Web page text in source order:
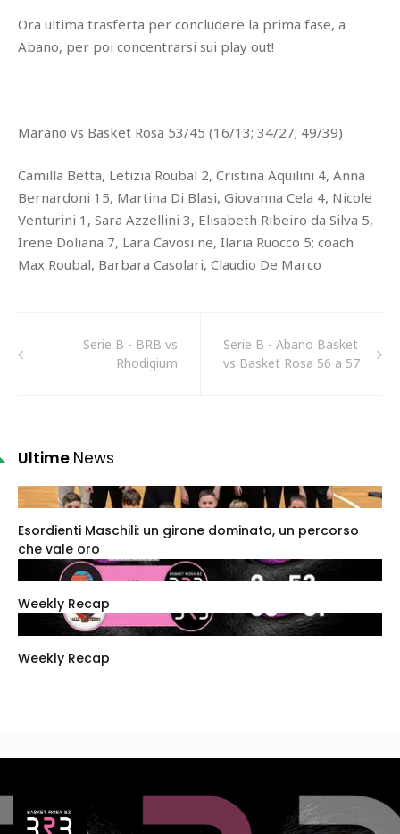
Ora ultima trasferta per concludere la prima fase, a
Abano, per poi concentrarsi sui play out!
Marano vs Basket Rosa 53/45 (16/13; 34/27; 49/39)
Camilla Betta, Letizia Roubal 2, Cristina Aquilini 4, Anna
Bernardoni 15, Martina Di Blasi, Giovanna Cela 4, Nicole
Venturini 1, Sara Azzellini 3, Elisabeth Ribeiro da Silva 5,
Irene Doliana 7, Lara Cavosi ne, Ilaria Ruocco 5; coach
Max Roubal, Barbara Casolari, Claudio De Marco
Serie B - BRB vs
Rhodigium
Serie B - Abano Basket
vs Basket Rosa 56 a 57
Ultime News
Esordienti Maschili: un girone dominato, un percorso
che vale oro
Weekly Recap
Weekly Recap